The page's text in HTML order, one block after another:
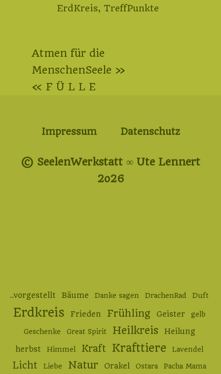
Januar
ErdKreis, TreffPunkte
Beitragsnavigation
Atmen für die
MenschenSeele »
« F Ü L L E
Impressum Datenschutz
© SeelenWerkstatt ∞ Ute Lennert
2o26
..vorgestellt Bäume Danke sagen DrachenRad Duft
Erdkreis Frieden Frühling Geister gelb
Geschenke Great Spirit Heilkreis
Heilung
herbst
Himmel Kraft Krafttiere Lavendel
Licht Liebe Natur Orakel Ostara Pacha Mama